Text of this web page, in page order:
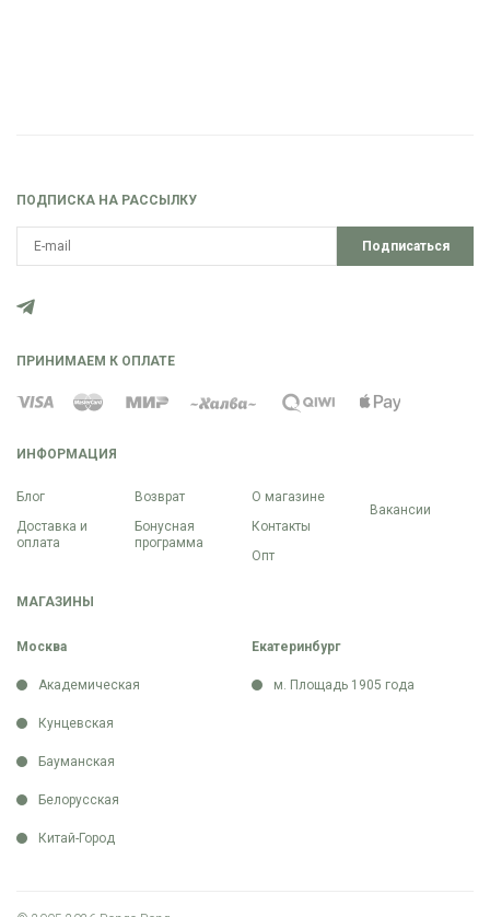
ИНФОРМАЦИЯ
Блог
Доставка и
оплата
Возврат
Бонусная
программа
О магазине
Контакты
Опт
Вакансии
МАГАЗИНЫ
Москва
Академическая
Кунцевская
Бауманская
Белорусская
Китай-Город
Екатеринбург
м. Площадь 1905 года
ПОДПИСКА НА РАССЫЛКУ
Подписаться
ПРИНИМАЕМ К ОПЛАТЕ